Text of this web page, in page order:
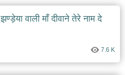
झण्ड़ेया वाली माँ दीवाने तेरे नाम दे
7.6 K